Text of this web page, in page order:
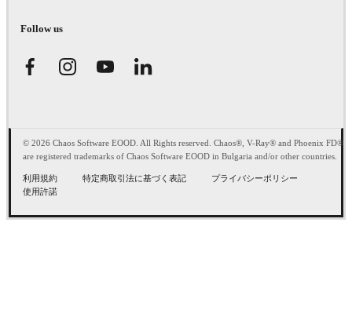
Follow us
© 2026 Chaos Software EOOD. All Rights reserved. Chaos®, V-Ray® and Phoenix FD®
are registered trademarks of Chaos Software EOOD in Bulgaria and/or other countries.
利用規約 特定商取引法に基づく表記
プライバシーポリシー
使用許諾